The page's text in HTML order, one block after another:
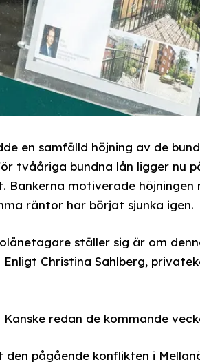
en samfälld höjning av de
tvååriga bundna lån ligger nu
Bankerna motiverade
räntor har börjat sjunka igen.
ställer sig är om
Christina Sahlberg,
redan de kommande
pågående konflikten i